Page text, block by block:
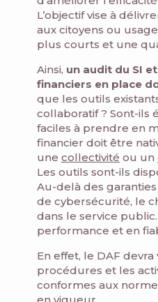
L’objectif vise à
aux citoyens ou
plus courts et une
Ainsi, un audit du SI
financiers en place
que les outils
collaboratif ? Sont-ils
faciles à prendre en
financier doit être
une collectivité ou un
Les outils sont-ils
Au-delà des
de cybersécurité, le
dans le service
performance et en
En effet, le DAF
procédures et les
conformes aux